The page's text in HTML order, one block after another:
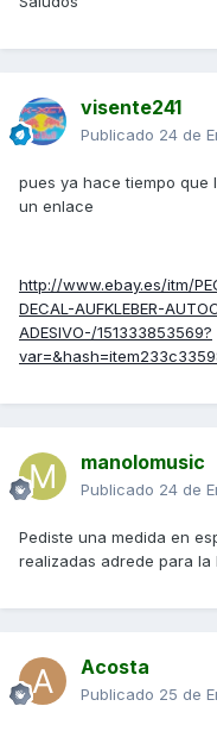
visente241
Publicado 24 de
pues ya hace tiempo que
un enlace
http://www.ebay.es/itm/
DECAL-AUFKLEBER-
ADESIVO-/151333853569?
manolomusic
Publicado 24 de
Pediste una medida en
realizadas adrede para la
Acosta
Publicado 25 de